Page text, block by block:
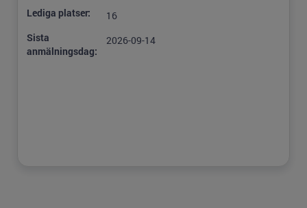
Lediga platser:
16
Sista
anmälningsdag:
2026-09-14